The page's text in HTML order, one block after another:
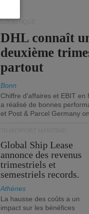
LOGISTIQUE
DHL connaît
deuxième
partout
Bonn
Chiffre d'affaires et EBIT en
a réalisé de bonnes
et Post & Parcel Germany
Global Ship Lease
annonce des revenus
trimestriels et
semestriels records.
Athènes
La hausse des coûts a un
impact sur les bénéfices